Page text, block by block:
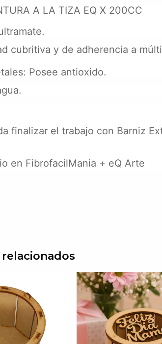
A LA TIZA EQ X 200CC
cubritiva y de adherencia a
Posee antioxido.
finalizar el trabajo con Barniz
en FibrofacilMania + eQ Arte